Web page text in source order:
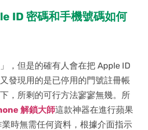
ID 密碼和手機號碼如何
，但是的確有人會在把 Apple ID
發現用的是已停用的門號註冊帳
，所剩的可行方法寥寥無幾。所
解鎖大師這款神器在進行蘋果
時無需任何資料，根據介面指示